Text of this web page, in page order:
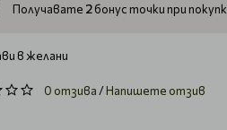
Получавате 2бонус точки при
в желани
0 отзива/Напишете отзив